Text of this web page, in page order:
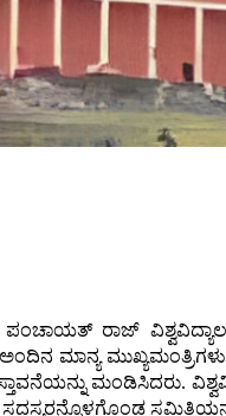
ರಾಜ್
ಮಾನ್ಯ
ಮಂಡಿಸಿದರು.